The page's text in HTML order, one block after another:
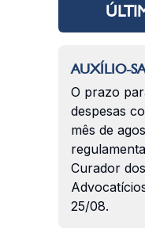
AUXÍLIO-
O prazo
despesas
mês de
Curador
25/08.